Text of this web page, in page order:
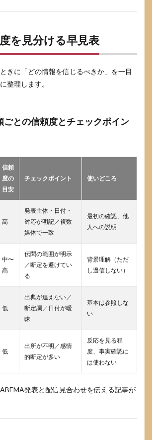
を見分ける早見表
きに「どの情報を信じるべきか」を一目
整理します。
ごとの信頼度とチェックポイン
信頼
度の
目安
チェックポイント 使いどころ
高
発表主体・日付・
対応が明記／複数
媒体で一致
最初の確認、他
人への説明
中〜
高
伝聞の範囲が明示
／断定を避けてい
る
背景理解（ただ
し過信しない）
低
出典が追えない／
断定調／日付が曖
昧
基本は参照しな
い
低
出所が不明／感情
的断定が多い
反応を見る程
度、事実確認に
は使わない
発表と配信見合わせを伝える記事が